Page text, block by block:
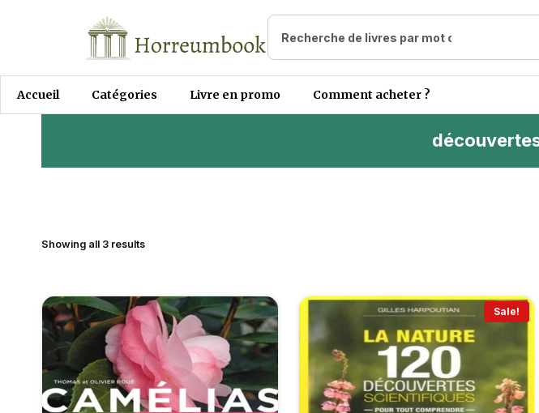
Accueil Catégories Livre en promo Comment acheter ?
Showing all 3 results
Sale!